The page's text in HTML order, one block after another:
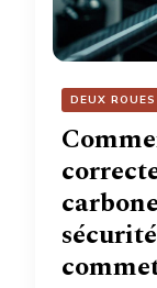
DEUX ROUES